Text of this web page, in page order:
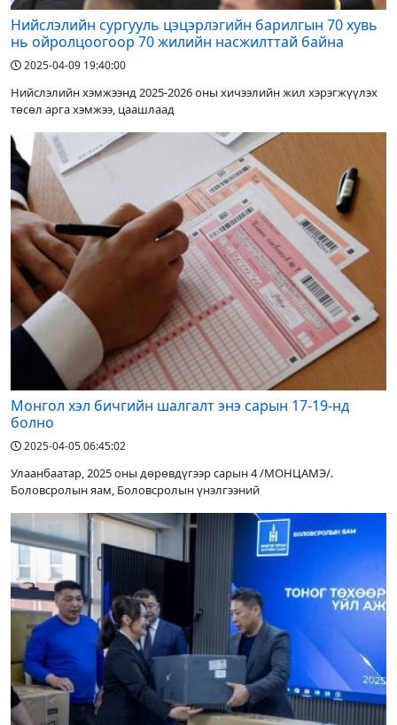
Нийслэлийн сургууль цэцэрлэгийн барилгын 70 хувь
нь ойролцоогоор 70 жилийн насжилттай байна
2025-04-09 19:40:00
Нийслэлийн хэмжээнд 2025-2026 оны хичээлийн жил хэрэгжүүлэх
төсөл арга хэмжээ, цаашлаад
Монгол хэл бичгийн шалгалт энэ сарын 17-19-нд
болно
2025-04-05 06:45:02
Улаанбаатар, 2025 оны дөрөвдүгээр сарын 4 /МОНЦАМЭ/.
Боловсролын яам, Боловсролын үнэлгээний